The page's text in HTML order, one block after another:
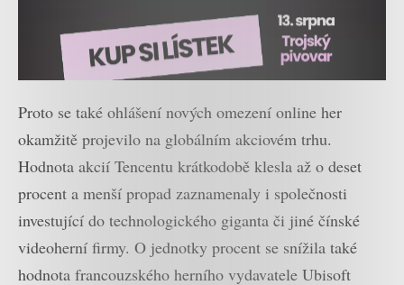
Proto se také ohlášení nových omezení online her
okamžitě projevilo na globálním akciovém trhu.
Hodnota akcií Tencentu krátkodobě klesla až o deset
procent a menší propad zaznamenaly i společnosti
investující do technologického giganta či jiné čínské
videoherní firmy. O jednotky procent se snížila také
hodnota francouzského herního vydavatele Ubisoft